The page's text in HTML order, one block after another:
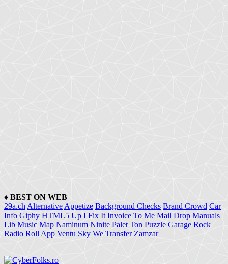
♦ BEST ON WEB
29a.ch Alternative Appetize Background Checks Brand Crowd Car
Info Giphy HTML5 Up I Fix It Invoice To Me Mail Drop Manuals
Lib Music Map Naminum Ninite Palet Ton Puzzle Garage Rock
Radio Roll App Ventu Sky We Transfer Zamzar